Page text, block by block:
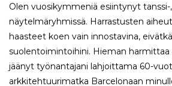
Olen vuosikymmeniä esiintynyt tanssi-
näytelmäryhmissä. Harrastusten
haasteet koen vain innostavina,
suolentoimintoihini. Hieman
jäänyt työnantajani lahjoittama 60-
arkkitehtuurimatka Barcelonaan